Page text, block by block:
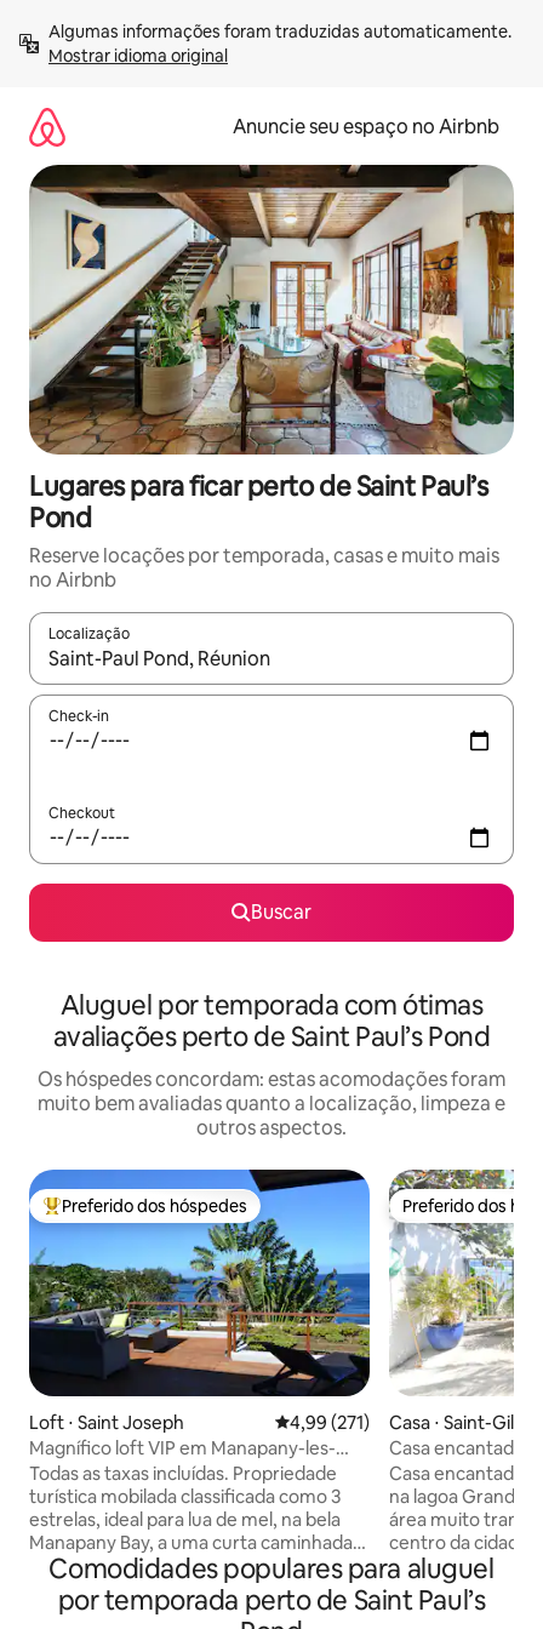
para
Mostrar idioma original
Anuncie seu espaço no Airbnb
Lugares para ficar perto de Saint Paul’s
Pond
Reserve locações por temporada, casas e muito mais
no Airbnb
Localização
Quando os resultados estiverem disponíveis, explore-os
Check-in
Checkout
Buscar
Aluguel por temporada com ótimas
avaliações perto de Saint Paul’s Pond
Os hóspedes concordam: estas acomodações foram
muito bem avaliadas quanto a localização, limpeza e
outros aspectos.
Entre os melhores preferidos dos hóspedes
Preferido dos hóspedes
Loft ⋅ Saint Joseph 4,99 de uma avaliação média de
4,99 (271)
Magnífico loft VIP em Manapany-les-
bains, de frente para o mar
Todas as taxas incluídas. Propriedade
turística mobilada classificada como 3
estrelas, ideal para lua de mel, na bela
Manapany Bay, a uma curta caminhada
da piscina natural. Um amplo deck
voltado para o Oceano Índico a perder
de vista. A enorme janela de vidro
Preferido dos
Preferido dos
Casa ⋅ Saint-Gilles
Casa
Casa
na lagoa Grand
área muito
centro da cidade
será conquistado
geográfica e por
internas e
Comodidades populares para aluguel
por temporada perto de Saint Paul’s